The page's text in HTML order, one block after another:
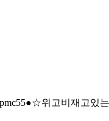
위고비재고있